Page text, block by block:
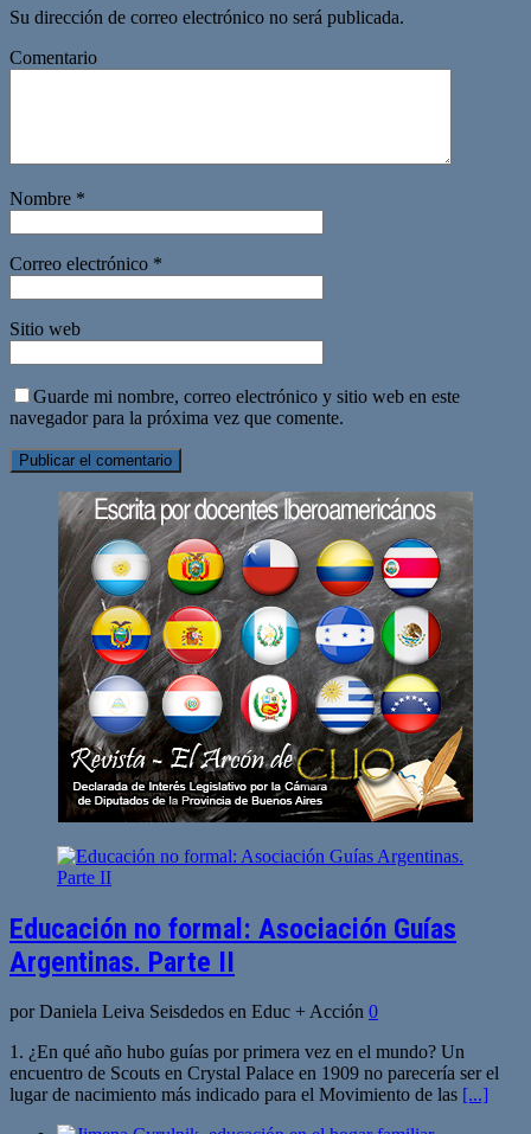
Su dirección de correo electrónico no será publicada.
Comentario
Nombre *
Correo electrónico *
Sitio web
Guarde mi nombre, correo electrónico y sitio web en este
navegador para la próxima vez que comente.
Educación no formal: Asociación Guías
Argentinas. Parte II
por Daniela Leiva Seisdedos en Educ + Acción 0
1. ¿En qué año hubo guías por primera vez en el mundo? Un
encuentro de Scouts en Crystal Palace en 1909 no parecería ser el
lugar de nacimiento más indicado para el Movimiento de las [...]